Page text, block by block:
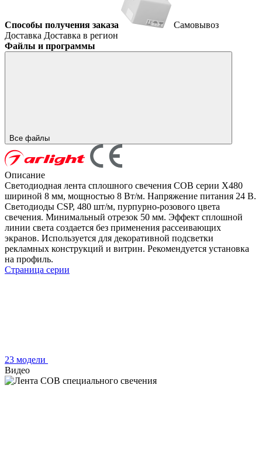
Способы получения заказа
Самовывоз
Доставка Доставка в регион
Файлы и программы
Все файлы
Описание
Светодиодная лента сплошного свечения COB серии X480
шириной 8 мм, мощностью 8 Вт/м. Напряжение питания 24 В.
Светодиоды CSP, 480 шт/м, пурпурно-розового цвета
свечения. Минимальный отрезок 50 мм. Эффект сплошной
линии света создается без применения рассеивающих
экранов. Используется для декоративной подсветки
рекламных конструкций и витрин. Рекомендуется установка
на профиль.
Страница серии
23 модели
Видео